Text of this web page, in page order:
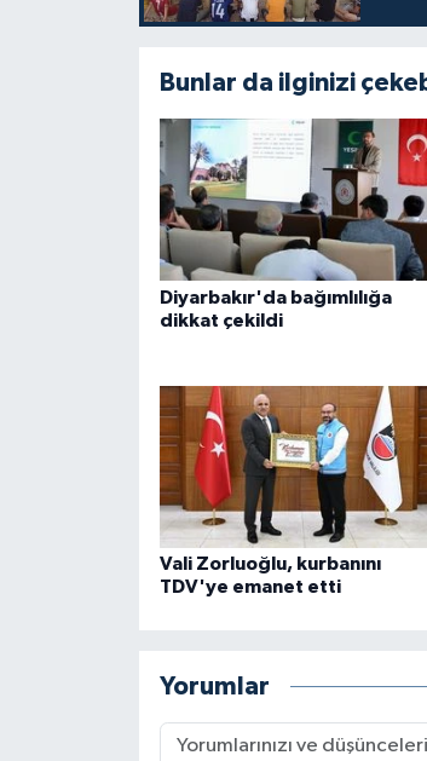
Bunlar da ilginizi
Diyarbakır'da bağımlılığa
dikkat çekildi
Vali Zorluoğlu, kurbanını
TDV'ye emanet etti
Yorumlar
Iğdır Müftülüğü
Isparta Müftülüğü
İstanbul Müftülüğü
İzmir Müftülüğü
Kahramanmaraş Müftülüğü
Karabük Müftülüğü
Karaman Müftülüğü
Kars Müftülüğü
Kastamonu Müftülüğü
Kayseri Müftülüğü